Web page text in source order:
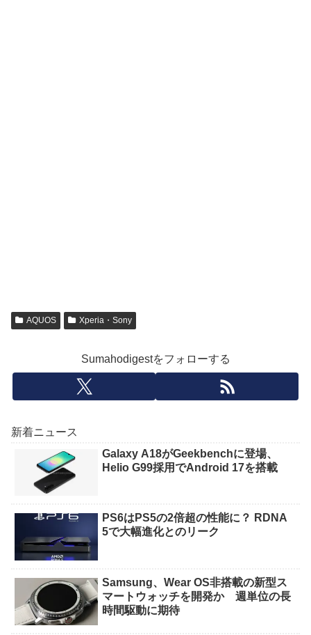
AQUOS Xperia・Sony
Sumahodigestをフォローする
新着ニュース
Galaxy A18がGeekbenchに登場、
Helio G99採用でAndroid 17を搭載
PS6はPS5の2倍超の性能に？ RDNA
5で大幅進化とのリーク
Samsung、Wear OS非搭載の新型ス
マートウォッチを開発か 週単位の長
時間駆動に期待